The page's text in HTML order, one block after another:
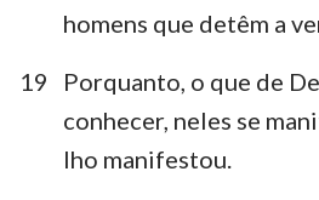
homens que detêm a
19
Porquanto, o que de
conhecer, neles se
lho manifestou.